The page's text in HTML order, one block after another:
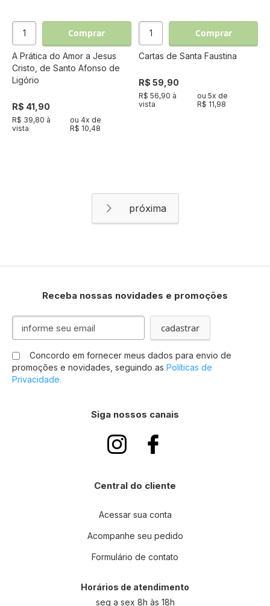
Comprar
A Prática do Amor a Jesus
Cristo, de Santo Afonso de
Ligório
R$ 41,90
R$ 39,80 à
vista
ou 4x de
R$ 10,48
Comprar
Cartas de Santa Faustina
R$ 59,90
R$ 56,90 à
vista
ou5x de
R$ 11,98
Página
Próximo
Receba nossas novidades e promoções
Inscreva-
nossa
Newsletter:
cadastrar
Concordo em fornecer meus dados para envio de
promoções e novidades, seguindo as Políticas de
Privacidade.
Siga nossos canais
Central do cliente
Acessar sua conta
Acompanhe seu pedido
Formulário de contato
Horários de atendimento
seg a sex 8h às 18h